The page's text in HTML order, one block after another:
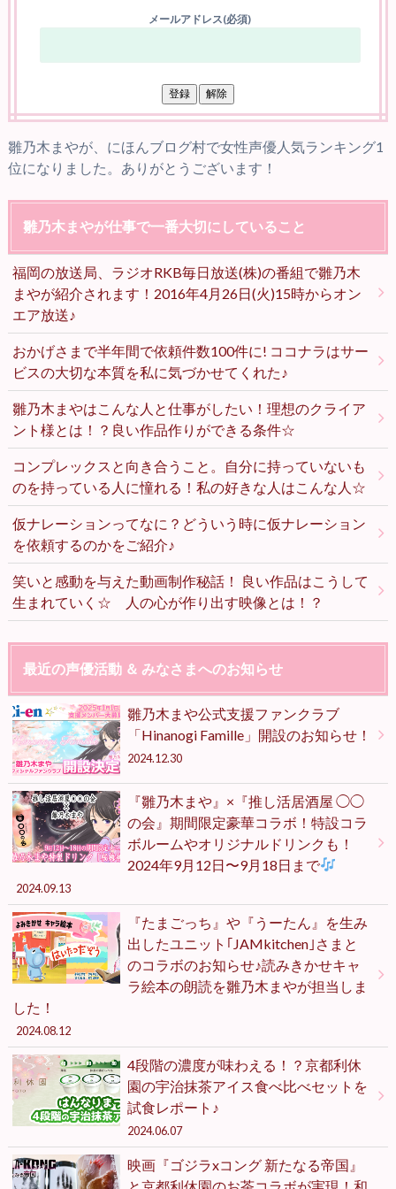
メールアドレス(必須)
雛乃木まやが、にほんブログ村で女性声優人気ランキング1
位になりました。ありがとうございます！
雛乃木まやが仕事で一番大切にしていること
福岡の放送局、ラジオRKB毎日放送(株)の番組で雛乃木
まやが紹介されます！2016年4月26日(火)15時からオン
エア放送♪
おかげさまで半年間で依頼件数100件に! ココナラはサー
ビスの大切な本質を私に気づかせてくれた♪
雛乃木まやはこんな人と仕事がしたい！理想のクライア
ント様とは！？良い作品作りができる条件☆
コンプレックスと向き合うこと。自分に持っていないも
のを持っている人に憧れる！私の好きな人はこんな人☆
仮ナレーションってなに？どういう時に仮ナレーション
を依頼するのかをご紹介♪
笑いと感動を与えた動画制作秘話！ 良い作品はこうして
生まれていく☆ 人の心が作り出す映像とは！？
最近の声優活動 ＆ みなさまへのお知らせ
雛乃木まや公式支援ファンクラブ
「Hinanogi Famille」開設のお知らせ！
2024.12.30
『雛乃木まや』×『推し活居酒屋 ◯◯
の会』期間限定豪華コラボ！特設コラ
ボルームやオリジナルドリンクも！
2024年9月12日〜9月18日まで
2024.09.13
『たまごっち』や『うーたん』を生み
出したユニット｢JAMkitchen｣さまと
のコラボのお知らせ♪読みきかせキャ
ラ絵本の朗読を雛乃木まやが担当しま
した！
2024.08.12
4段階の濃度が味わえる！？京都利休
園の宇治抹茶アイス食べ比べセットを
試食レポート♪
2024.06.07
映画『ゴジラxコング 新たなる帝国』